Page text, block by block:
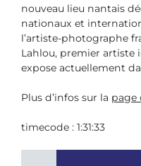
nouveau lieu nantais
nationaux et
l’artiste-photographe
Lahlou, premier artiste
expose actuellement
Plus d’infos sur la page
timecode : 1:31:33